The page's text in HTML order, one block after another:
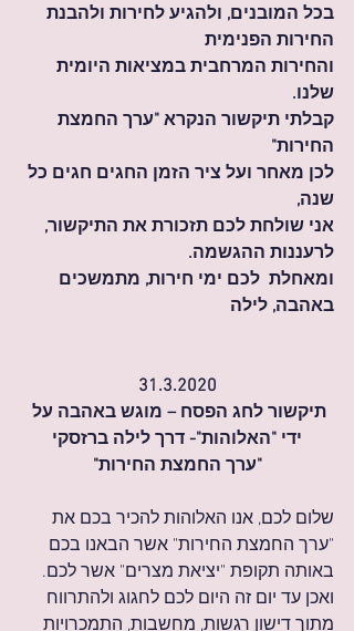
בכל המובנים, ולהגיע לחירות ולהבנת
החירות הפנימית
והחירות המרחבית במציאות היומית
שלנו.
קבלתי תיקשור הנקרא "ערך החמצת
החירות"
לכן מאחר ועל ציר הזמן החגים חגים כל
שנה,
אני שולחת לכם תזכורת את התיקשור,
לרעננות ההגשמה.
ומאחלת  לכם ימי חירות, מתמשכים
באהבה, לילה
31.3.2020
תיקשור לחג הפסח – מוגש באהבה על
ידי "האלוהות"- דרך לילה ברזסקי
"ערך החמצת החירות"
שלום לכם, אנו האלוהות להכיר בכם את
"ערך החמצת החירות" אשר הבאנו בכם
באותה תקופת "יציאת מצרים" אשר לכם.
ואכן עד יום זה היום לכם לחגוג ולהתרווח
מתוך דישון רגשות, מחשבות, התמכרויות